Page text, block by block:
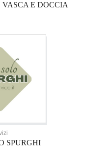
E DOCCIA
SPURGHI